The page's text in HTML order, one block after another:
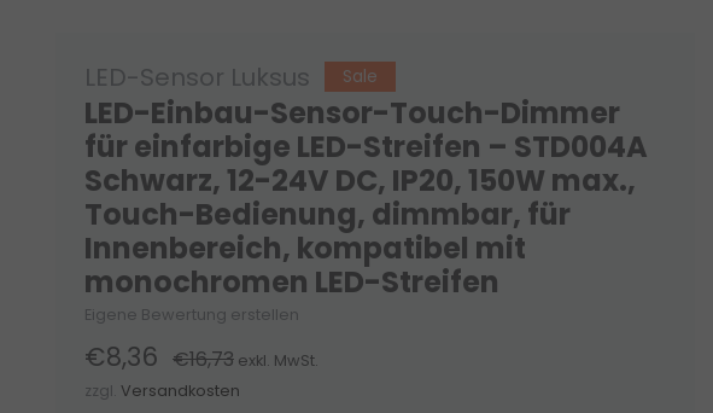
LED-Sensor Luksus Sale
LED-Einbau-Sensor-Touch-Dimmer
für einfarbige LED-Streifen – STD004A
Schwarz, 12-24V DC, IP20, 150W max.,
Touch-Bedienung, dimmbar, für
Innenbereich, kompatibel mit
monochromen LED-Streifen
Eigene Bewertung erstellen
€8,36 €16,73 exkl. MwSt.
zzgl. Versandkosten